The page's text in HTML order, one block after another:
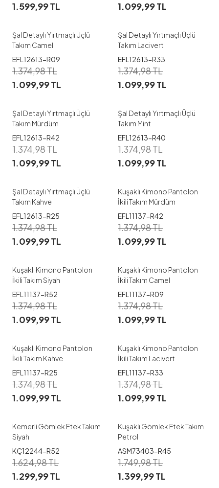
1.599,99TL
1.099,99TL
S M L
Şal Detaylı Yırtmaçlı Üçlü
Takım Camel
EFL12613-R09
1.374,98TL
1.099,99TL
S M
Şal Detaylı Yırtmaçlı Üçlü
Takım Lacivert
EFL12613-R33
1.374,98TL
1.099,99TL
S M L
Şal Detaylı Yırtmaçlı Üçlü
Takım Mürdüm
EFL12613-R42
1.374,98TL
1.099,99TL
S M
Şal Detaylı Yırtmaçlı Üçlü
Takım Mint
EFL12613-R40
1.374,98TL
1.099,99TL
S M L
Şal Detaylı Yırtmaçlı Üçlü
Takım Kahve
EFL12613-R25
1.374,98TL
1.099,99TL
S
Kuşaklı Kimono Pantolon
İkili Takım Mürdüm
EFL11137-R42
1.374,98TL
1.099,99TL
S M
Kuşaklı Kimono Pantolon
İkili Takım Siyah
EFL11137-R52
1.374,98TL
1.099,99TL
S L
Kuşaklı Kimono Pantolon
İkili Takım Camel
EFL11137-R09
1.374,98TL
1.099,99TL
S
Kuşaklı Kimono Pantolon
İkili Takım Kahve
EFL11137-R25
1.374,98TL
1.099,99TL
S
Kuşaklı Kimono Pantolon
İkili Takım Lacivert
EFL11137-R33
1.374,98TL
1.099,99TL
42
Kemerli Gömlek Etek Takım
Siyah
KÇ12244-R52
1.624,98TL
1.299,99TL
42 44 46
Kuşaklı Gömlek Etek Takım
Petrol
ASM73403-R45
1.749,98TL
1.399,99TL
40 42
38 40 42
48